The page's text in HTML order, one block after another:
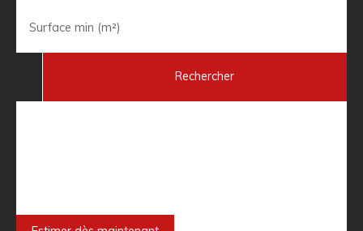
Surface min (m²)
Rechercher